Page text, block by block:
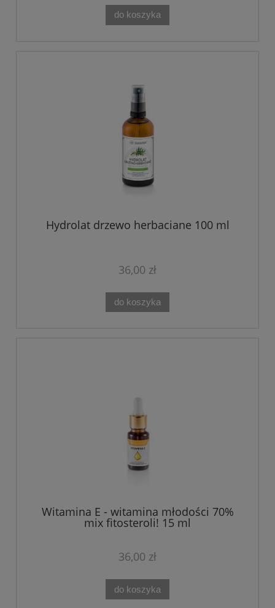
do koszyka
Hydrolat drzewo herbaciane 100 ml
36,00 zł
do koszyka
Witamina E - witamina młodości 70%
mix fitosteroli! 15 ml
36,00 zł
do koszyka